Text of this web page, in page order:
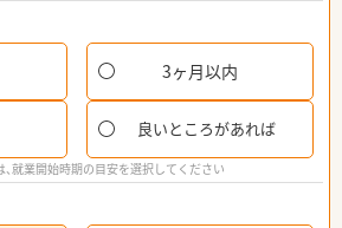
3ヶ月以内
良いところがあれば
就業開始時期の目安を選択してください